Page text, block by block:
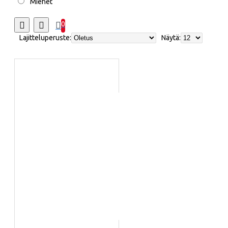
0
Lajitteluperuste:
Näytä: